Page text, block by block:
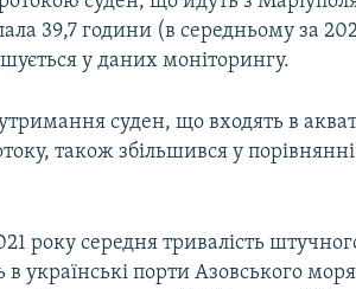
39,7 години (в середньому за
у даних моніторингу.
суден, що входять в
також збільшився у
року середня тривалість
українські порти Азовського